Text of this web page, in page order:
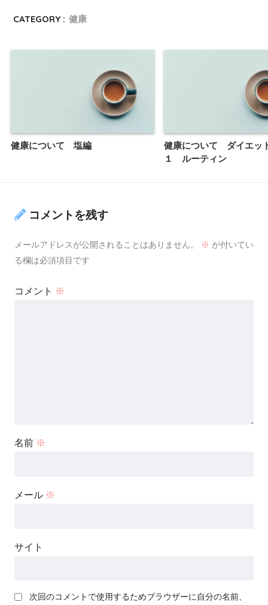
CATEGORY : 健康
健康について 塩編
健康について ダイエッ
１ ルーティン
コメントを残す
メールアドレスが公開されることはありません。 ※ が付いてい
る欄は必須項目です
コメント ※
名前 ※
メール ※
サイト
次回のコメントで使用するためブラウザーに自分の名前、